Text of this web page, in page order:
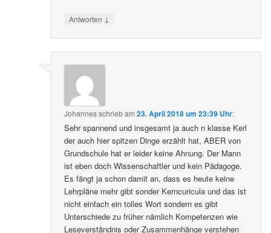
Antworten ↓
Johannesschriebam23. April 2018 um 23:39 Uhr:
Sehr spannend und insgesamt ja auch n klasse Kerl
der auch hier spitzen Dinge erzählt hat, ABER von
Grundschule hat er leider keine Ahnung. Der Mann
ist eben doch Wissenschaftler und kein Pädagoge.
Es fängt ja schon damit an, dass es heute keine
Lehrpläne mehr gibt sonder Kerncuricula und das ist
nicht einfach ein tolles Wort sondern es gibt
Unterschiede zu früher nämlich Kompetenzen wie
Leseverständnis oder Zusammenhänge verstehen